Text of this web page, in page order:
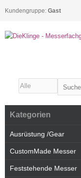
Kundengruppe: Gast
Kategorien
Ausrüstung /Gear
CustomMade Messer
Feststehende Messer